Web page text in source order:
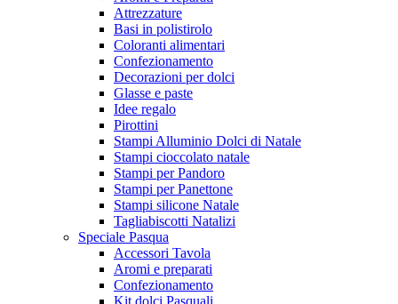
Attrezzature
Basi in polistirolo
Coloranti alimentari
Confezionamento
Decorazioni per dolci
Glasse e paste
Idee regalo
Pirottini
Stampi Alluminio Dolci di Natale
Stampi cioccolato natale
Stampi per Pandoro
Stampi per Panettone
Stampi silicone Natale
Tagliabiscotti Natalizi
Speciale Pasqua
Accessori Tavola
Aromi e preparati
Confezionamento
Kit dolci Pasquali